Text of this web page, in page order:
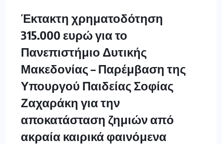
Έκτακτη χρηματοδότηση
315.000 ευρώ για το
Πανεπιστήμιο Δυτικής
Μακεδονίας – Παρέμβαση της
Υπουργού Παιδείας Σοφίας
Ζαχαράκη για την
αποκατάσταση ζημιών από
ακραία καιρικά φαινόμενα